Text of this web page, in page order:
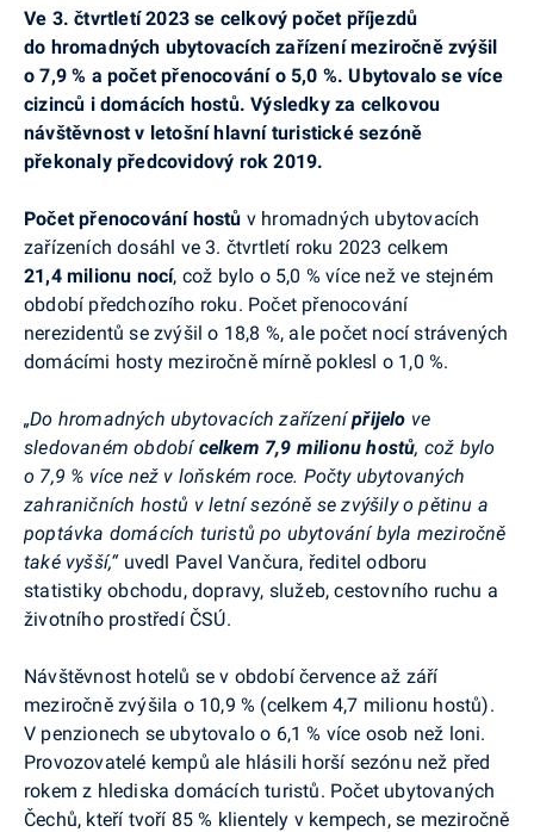
Ve 3. čtvrtletí 2023 se celkový počet příjezdů
do hromadných ubytovacích zařízení meziročně zvýšil
o 7,9 % a počet přenocování o 5,0 %. Ubytovalo se více
cizinců i domácích hostů. Výsledky za celkovou
návštěvnost v letošní hlavní turistické sezóně
překonaly předcovidový rok 2019.
Počet přenocování hostů v hromadných ubytovacích
zařízeních dosáhl ve 3. čtvrtletí roku 2023 celkem
21,4 milionu nocí, což bylo o 5,0 % více než ve stejném
období předchozího roku. Počet přenocování
nerezidentů se zvýšil o 18,8 %, ale počet nocí strávených
domácími hosty meziročně mírně poklesl o 1,0 %.
„Do hromadných ubytovacích zařízenípřijelo ve
sledovaném obdobícelkem 7,9 milionu hostů, což bylo
o 7,9 % více než v loňském roce. Počty ubytovaných
zahraničních hostů v letní sezóně se zvýšily o pětinu a
poptávka domácích turistů po ubytování byla meziročně
také vyšší,“uvedl Pavel Vančura, ředitel odboru
statistiky obchodu, dopravy, služeb, cestovního ruchu a
životního prostředí ČSÚ.
Návštěvnost hotelů se v období července až září
meziročně zvýšila o 10,9 % (celkem 4,7 milionu hostů).
V penzionech se ubytovalo o 6,1 % více osob než loni.
Provozovatelé kempů ale hlásili horší sezónu než před
rokem z hlediska domácích turistů. Počet ubytovaných
Čechů, kteří tvoří 85 % klientely v kempech, se meziročně